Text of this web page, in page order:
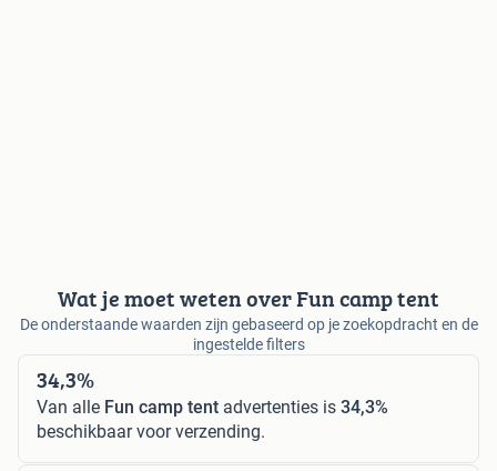
Wat je moet weten over Fun camp tent
De onderstaande waarden zijn gebaseerd op je zoekopdracht en de
ingestelde filters
34,3%
Van alle Fun camp tent advertenties is 34,3%
beschikbaar voor verzending.